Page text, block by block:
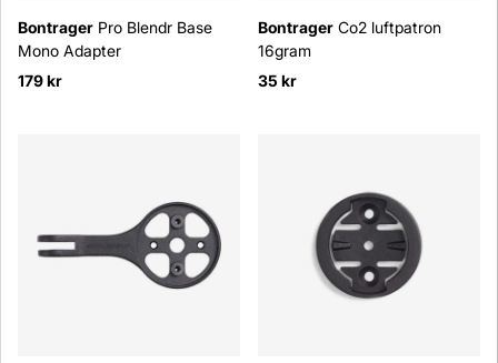
Bontrager Pro Blendr Base
Mono Adapter
179 kr
Bontrager Co2 luftpatron
16gram
35 kr